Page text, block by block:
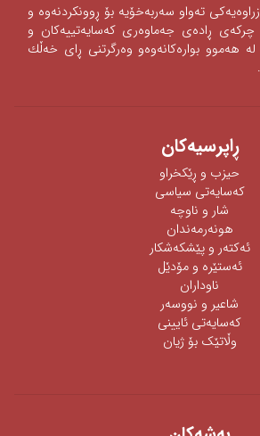
ته‌واو سه‌ربه‌خۆیه‌ بۆ ڕوونكردنه‌وه‌ و
چركه‌ی‌ ڕاده‌ی‌ جه‌ماوه‌ری‌ كه‌سایه‌تییه‌كان و
هه‌موو بواره‌كانه‌وه‌‌‌و وه‌رگرتنی‌ ڕای‌ خه‌ڵك
ڕاپرسیه‌كان
حیزب و ڕێکخراو
كەسایەتی سیاسی
شار و ناوچە
هونەرمەندان
ئه‌كته‌ر‌ و پێشكه‌شكار
ئه‌ستێره‌ و مۆدێل
ناوداران
شاعیر و نووسەر
كەسایەتی ئایینی
وڵاتێک بۆ ژیان